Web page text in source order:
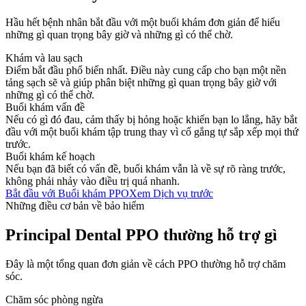
Hầu hết bệnh nhân bắt đầu với một buổi khám đơn giản để hiểu
những gì quan trọng bây giờ và những gì có thể chờ.
Khám và lau sạch
Điểm bắt đầu phổ biến nhất. Điều này cung cấp cho bạn một nền
tảng sạch sẽ và giúp phân biệt những gì quan trọng bây giờ với
những gì có thể chờ.
Buổi khám vấn đề
Nếu có gì đó đau, cảm thấy bị hỏng hoặc khiến bạn lo lắng, hãy bắt
đầu với một buổi khám tập trung thay vì cố gắng tự sắp xếp mọi thứ
trước.
Buổi khám kế hoạch
Nếu bạn đã biết có vấn đề, buổi khám vẫn là về sự rõ ràng trước,
không phải nhảy vào điều trị quá nhanh.
Bắt đầu với Buổi khám PPOXem Dịch vụ trước
Những điều cơ bản về bảo hiểm
Principal Dental PPO thường hỗ trợ gì
Đây là một tổng quan đơn giản về cách PPO thường hỗ trợ chăm
sóc.
Chăm sóc phòng ngừa